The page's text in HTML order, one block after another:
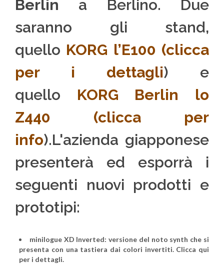
Berlin a Berlino. Due
saranno gli stand,
quello KORG l’E100 (clicca
per i dettagli) e
quello KORG Berlin lo
Z440 (clicca per
info).L'azienda giapponese
presenterà ed esporrà i
seguenti nuovi prodotti e
prototipi:
minilogue XD Inverted: versione del noto synth che si
presenta con una tastiera dai colori invertiti. Clicca qui
per i dettagli.